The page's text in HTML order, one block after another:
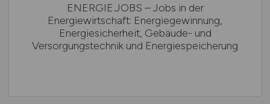
ENERGIE.JOBS – Jobs in der
Energiewirtschaft: Energiegewinnung,
Energiesicherheit, Gebäude- und
Versorgungstechnik und Energiespeicherung